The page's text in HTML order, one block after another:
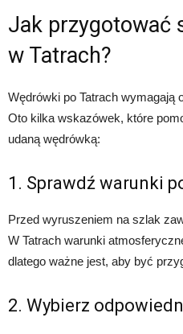
Jak przygotować
w Tatrach?
Wędrówki po Tatrach wymagają
Oto kilka wskazówek, które
udaną wędrówką:
1. Sprawdź warunki
Przed wyruszeniem na szlak
W Tatrach warunki
dlatego ważne jest, aby być
2. Wybierz